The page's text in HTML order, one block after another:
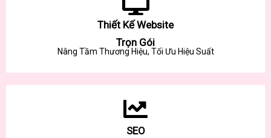
Thiết Kế Website
Trọn Gói
Nâng Tầm Thương Hiệu, Tối Ưu Hiệu Suất
SEO